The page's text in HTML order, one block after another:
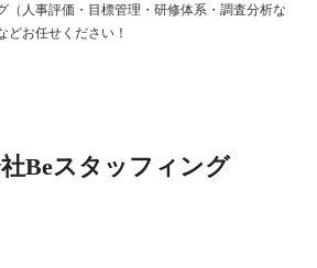
（人事評価・目標管理・研修体系・調査分析な
どお任せください！